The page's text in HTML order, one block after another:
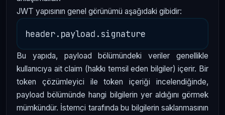
JWT yapısının genel görünümü aşağıdaki gibidir:
Bu yapıda, payload bölümündeki veriler genellikle
kullanıcıya ait claim (hakkı temsil eden bilgiler) içerir. Bir
token çözümleyici ile token içeriği incelendiğinde,
payload bölümünde hangi bilgilerin yer aldığını görmek
mümkündür. İstemci tarafında bu bilgilerin saklanmasının